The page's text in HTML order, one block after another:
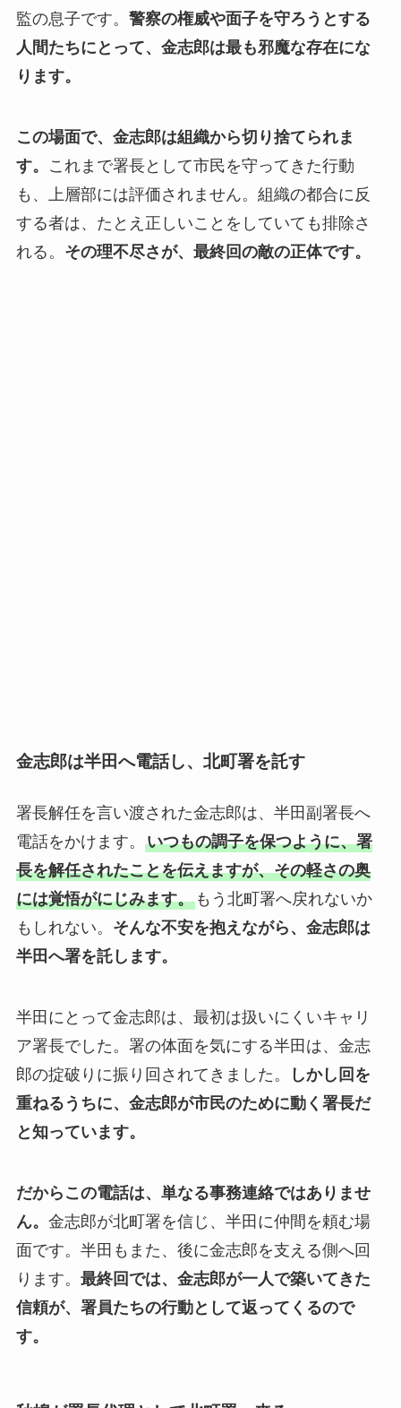
監の息子です。 警察の権威や面子を守ろうとする
人間たちにとって、金志郎は最も邪魔な存在にな
ります。
この場面で、金志郎は組織から切り捨てられま
す。
これまで署長として市民を守ってきた行動
も、上層部には評価されません。組織の都合に反
する者は、たとえ正しいことをしていても排除さ
れる。 その理不尽さが、最終回の敵の正体です。
金志郎は半田へ電話し、北町署を託す
署長解任を言い渡された金志郎は、半田副署長へ
電話をかけます。 いつもの調子を保つように、署
長を解任されたことを伝えますが、その軽さの奥
には覚悟がにじみます。もう北町署へ戻れないか
もしれない。 そんな不安を抱えながら、金志郎は
半田へ署を託します。
半田にとって金志郎は、最初は扱いにくいキャリ
ア署長でした。署の体面を気にする半田は、金志
郎の掟破りに振り回されてきました。
しかし回を
重ねるうちに、金志郎が市民のために動く署長だ
と知っています。
だからこの電話は、単なる事務連絡ではありませ
ん。 金志郎が北町署を信じ、半田に仲間を頼む場
面です。半田もまた、後に金志郎を支える側へ回
ります。 最終回では、金志郎が一人で築いてきた
信頼が、署員たちの行動として返ってくるので
す。